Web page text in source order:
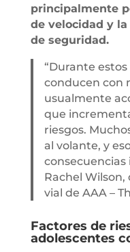
principalmente
de velocidad y
de seguridad.
“Durante
conducen con
usualmente
que
riesgos.
al volante, y
consecuencias
Rachel
vial de AAA –
Factores de
adolescentes